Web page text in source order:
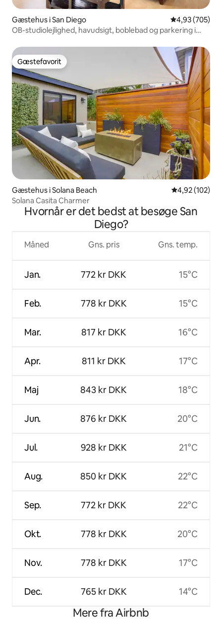
Gæstehus i San Diego 4,93 ud af 5 i
4,93 (705)
OB-studiolejlighed, havudsigt, boblebad og parkering i
Gæstefavorit
Gæstefavorit
Gæstehus i Solana Beach 4,92 ud af 5 i
4,92 (102)
Solana Casita Charmer
Hvornår er det bedst at besøge San
Diego?
Måned
Jan.
Feb.
Mar.
Apr.
Maj
Jun.
Jul.
Aug.
Sep.
Okt.
Nov.
Dec.
Gns. pris
772 kr DKK
778 kr DKK
817 kr DKK
811 kr DKK
843 kr DKK
876 kr DKK
928 kr DKK
850 kr DKK
772 kr DKK
778 kr DKK
778 kr DKK
765 kr DKK
Gns. temp.
15°C
15°C
16°C
17°C
18°C
20°C
21°C
22°C
22°C
20°C
17°C
14°C
Mere fra Airbnb